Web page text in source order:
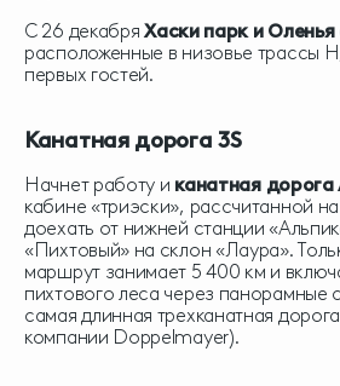
С 26 декабряХаски парк и
расположенные в низовье трассы
первых гостей.
Канатная дорога 3S
Начнет работу и канатная дорога
кабине «триэски», рассчитанной
доехать от нижней станции
«Пихтовый» на склон «Лаура».
маршрут занимает 5 400 км и
пихтового леса через панорамные
самая длинная трехканатная
компании Doppelmayer).